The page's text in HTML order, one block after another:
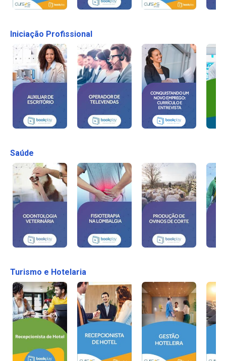
Iniciação Profissional
Saúde
Turismo e Hotelaria